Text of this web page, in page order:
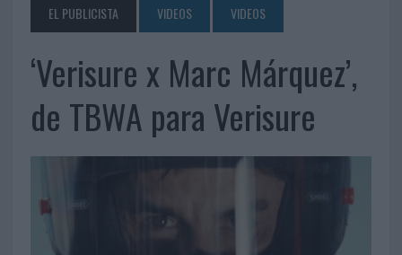
EL PUBLICISTA VIDEOS VIDEOS
‘Verisure x Marc Márquez’,
de TBWA para Verisure